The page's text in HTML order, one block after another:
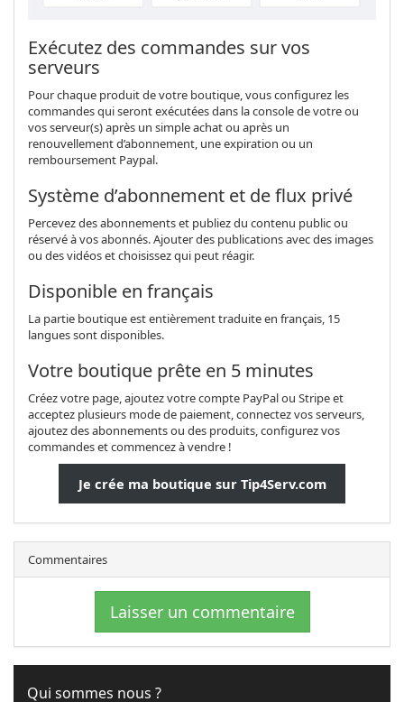
Exécutez des commandes sur vos
serveurs
Pour chaque produit de votre boutique, vous configurez les
commandes qui seront exécutées dans la console de votre ou
vos serveur(s) après un simple achat ou après un
renouvellement d’abonnement, une expiration ou un
remboursement Paypal.
Système d’abonnement et de flux privé
Percevez des abonnements et publiez du contenu public ou
réservé à vos abonnés. Ajouter des publications avec des images
ou des vidéos et choisissez qui peut réagir.
Disponible en français
La partie boutique est entièrement traduite en français, 15
langues sont disponibles.
Votre boutique prête en 5 minutes
Créez votre page, ajoutez votre compte PayPal ou Stripe et
acceptez plusieurs mode de paiement, connectez vos serveurs,
ajoutez des abonnements ou des produits, configurez vos
commandes et commencez à vendre !
Je crée ma boutique sur Tip4Serv.com
Commentaires
Laisser un commentaire
Qui sommes nous ?